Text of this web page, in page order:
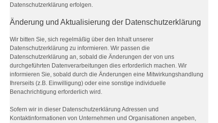
Datenschutzerklärung erfolgen.
Änderung und Aktualisierung der Datenschutzerklärung
Wir bitten Sie, sich regelmäßig über den Inhalt unserer
Datenschutzerklärung zu informieren. Wir passen die
Datenschutzerklärung an, sobald die Änderungen der von uns
durchgeführten Datenverarbeitungen dies erforderlich machen. Wir
informieren Sie, sobald durch die Änderungen eine Mitwirkungshandlung
Ihrerseits (z.B. Einwilligung) oder eine sonstige individuelle
Benachrichtigung erforderlich wird.
Sofern wir in dieser Datenschutzerklärung Adressen und
Kontaktinformationen von Unternehmen und Organisationen angeben,